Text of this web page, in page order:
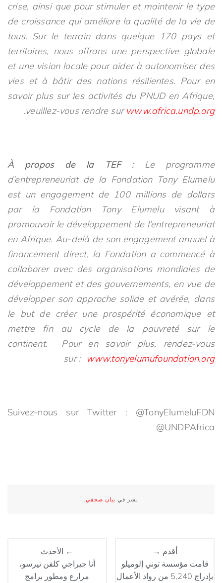
crise, ainsi que pour stimuler et maintenir le type
de croissance qui améliore la qualité de la vie de
tous. Sur le terrain dans quelque 170 pays et
territoires, nous offrons une perspective globale
et une vision locale pour aider à autonomiser des
vies et à bâtir des nations résilientes. Pour en
savoir plus sur les activités du PNUD en Afrique,
veuillez-vous rendre sur www.africa.undp.org
.
À propos de la TEF : Le programme
d’entrepreneuriat de la Fondation Tony Elumelu
est un engagement de 100 millions de dollars
par la Fondation Tony Elumelu visant à
promouvoir le développement de l’entrepreneuriat
en Afrique. Au-delà de son engagement annuel à
financement direct, la Fondation a commencé à
collaborer avec des organisations mondiales de
développement et des gouvernements, en vue de
développer son approche solide et avérée, dans
le but de créer une prospérité économique et
mettre fin au cycle de la pauvreté sur le
continent. Pour en savoir plus, rendez-vous
sur : www.tonyelumufoundation.org
Suivez-nous sur Twitter : @TonyElumeluFDN
@UNDPAfrica
نشر في بيان صحفي.
← الأحدث
أنا جيراجي كلفن تيرسو،
مزارع ومطور برامج
أقدم →
قامت مؤسسة توني إلوميلو
بإدراج 5,240 من رواد الأعمال